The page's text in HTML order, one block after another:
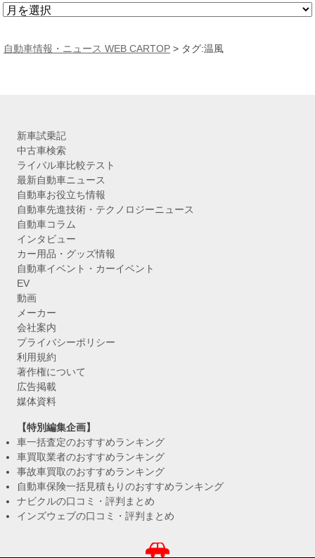
ア
カ
自動車情報・ニュース WEB CARTOP > タグ:温風
新車試乗記
中古車検索
ライバル車比較テスト
最新自動車ニュース
自動車お役立ち情報
自動車先進技術・テクノロジーニュース
自動車コラム
インタビュー
カー用品・グッズ情報
自動車イベント・カーイベント
EV
動画
メーカー
会社案内
プライバシーポリシー
利用規約
著作権について
広告掲載
媒体資料
【特別編集企画】
車一括査定のおすすめランキング
車買取業者のおすすめランキング
事故車買取のおすすめランキング
自動車保険一括見積もりのおすすめランキング
ナビクルの口コミ・評判まとめ
インズウェブの口コミ・評判まとめ